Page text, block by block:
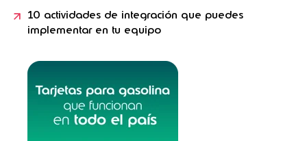
10 actividades de integración que puedes
implementar en tu equipo